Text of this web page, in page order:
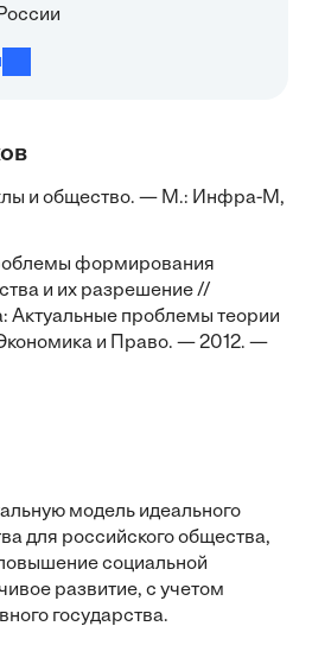
и общество. — М.: Инфра-М,
формирования
и их разрешение //
Актуальные проблемы теории
и Право. — 2012. —
модель идеального
для российского общества,
социальной
развитие, с учетом
государства.